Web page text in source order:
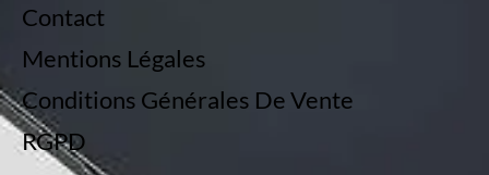
Contact
Mentions Légales
Conditions Générales De Vente
RGPD